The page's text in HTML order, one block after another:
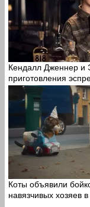
Кендалл Дженнер и
приготовления
Коты объявили
навязчивых хозяев